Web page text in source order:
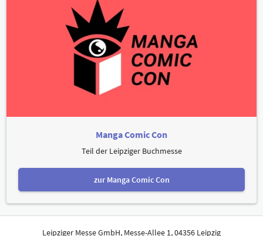
Manga Comic Con
Teil der Leipziger Buchmesse
zur Manga Comic Con
Leipziger Messe GmbH, Messe-Allee 1, 04356 Leipzig